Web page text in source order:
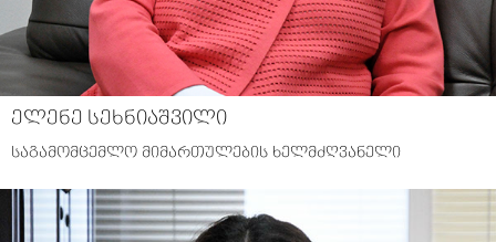
ელენე სეხნიაშვილი
საგამომცემლო მიმართულების ხელმძღვანელი